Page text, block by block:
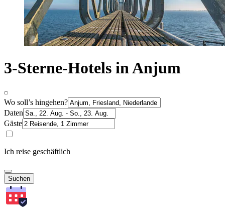
3-Sterne-Hotels in Anjum
Wo soll’s hingehen?
Daten
Gäste
Ich reise geschäftlich
Suchen